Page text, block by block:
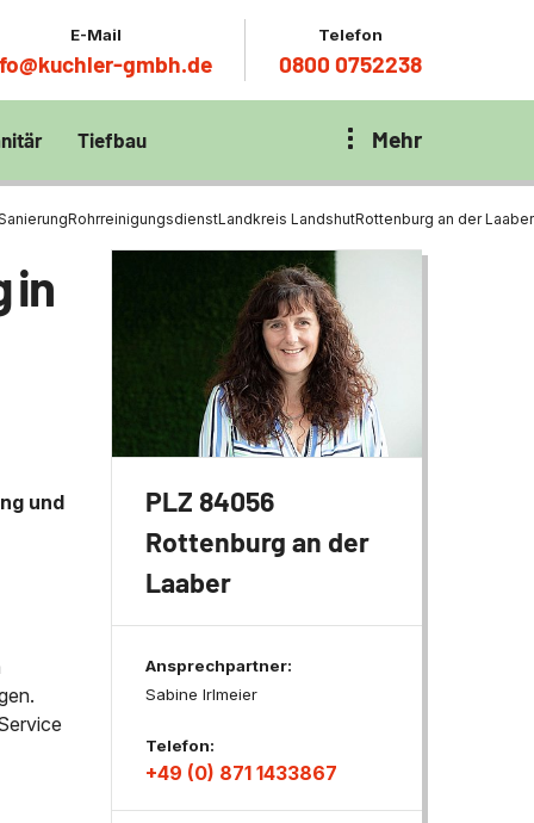
E-Mail
gmbh.de
Telefon
0800 0752238
Klärbecken
per
Tiefbau
Zentrum München
Tiefbau Mehr
RohrreinigungsdienstLandkreis LandshutRottenburg an der Laaber
in
und
PLZ 84056
Rottenburg an der
Laaber
Ansprechpartner:
Sabine Irlmeier
Telefon:
+49 (0) 871 1433867